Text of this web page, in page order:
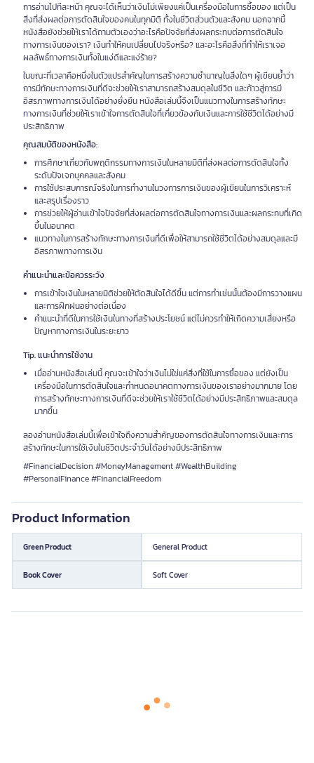
การอ่านไปทีละหน้า คุณจะได้เห็นว่าเงินไม่เพียงแค่เป็นเครื่องมือในการซื้อของ แต่เป็น
สิ่งที่ส่งผลต่อการตัดสินใจของคนในทุกมิติ ทั้งในชีวิตส่วนตัวและสังคม นอกจากนี้
หนังสือยังช่วยให้เราได้ถามตัวเองว่าอะไรคือปัจจัยที่ส่งผลกระทบต่อการตัดสินใจ
ทางการเงินของเรา? เงินทำให้คนเปลี่ยนไปจริงหรือ? และอะไรคือสิ่งที่ทำให้เราเจอ
ผลลัพธ์ทางการเงินทั้งในแง่ดีและแง่ร้าย?
ในขณะที่เวลาคือหนึ่งในตัวแปรสำคัญในการสร้างความชำนาญในสิ่งใดๆ ผู้เขียนย้ำว่า
การมีทักษะทางการเงินที่ดีจะช่วยให้เราสามารถสร้างสมดุลในชีวิต และก้าวสู่การมี
อิสรภาพทางการเงินได้อย่างยั่งยืน หนังสือเล่มนี้จึงเป็นแนวทางในการสร้างทักษะ
ทางการเงินที่ช่วยให้เราเข้าใจการตัดสินใจที่เกี่ยวข้องกับเงินและการใช้ชีวิตได้อย่างมี
ประสิทธิภาพ
คุณสมบัติของหนังสือ:
การศึกษาเกี่ยวกับพฤติกรรมทางการเงินในหลายมิติที่ส่งผลต่อการตัดสินใจทั้ง
ระดับปัจเจกบุคคลและสังคม
การใช้ประสบการณ์จริงในการทำงานในวงการการเงินของผู้เขียนในการวิเคราะห์
และสรุปเรื่องราว
การช่วยให้ผู้อ่านเข้าใจปัจจัยที่ส่งผลต่อการตัดสินใจทางการเงินและผลกระทบที่เกิด
ขึ้นในอนาคต
แนวทางในการสร้างทักษะทางการเงินที่ดีเพื่อให้สามารถใช้ชีวิตได้อย่างสมดุลและมี
อิสรภาพทางการเงิน
คำแนะนำและข้อควรระวัง
การเข้าใจเงินในหลายมิติช่วยให้ตัดสินใจได้ดีขึ้น แต่การทำเช่นนั้นต้องมีการวางแผน
และการฝึกฝนอย่างต่อเนื่อง
คำแนะนำที่ดีในการใช้เงินในทางที่สร้างประโยชน์ แต่ไม่ควรทำให้เกิดความเสี่ยงหรือ
ปัญหาทางการเงินในระยะยาว
Tip. แนะนำการใช้งาน
เมื่ออ่านหนังสือเล่มนี้ คุณจะเข้าใจว่าเงินไม่ใช่แค่สิ่งที่ใช้ในการซื้อของ แต่ยังเป็น
เครื่องมือในการตัดสินใจและกำหนดอนาคตทางการเงินของเราอย่างมากมาย โดย
การสร้างทักษะทางการเงินที่ดีจะช่วยให้เราใช้ชีวิตได้อย่างมีประสิทธิภาพและสมดุล
มากขึ้น
ลองอ่านหนังสือเล่มนี้เพื่อเข้าใจถึงความสำคัญของการตัดสินใจทางการเงินและการ
สร้างทักษะในการใช้เงินในชีวิตประจำวันได้อย่างมีประสิทธิภาพ
#FinancialDecision #MoneyManagement #WealthBuilding
#PersonalFinance #FinancialFreedom
Product Information
Green Product General Product
Book Cover Soft Cover